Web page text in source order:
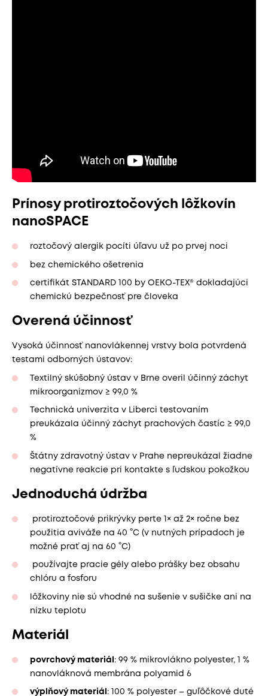
Prínosy protiroztočových lôžkovín
nanoSPACE
roztočový alergik pocíti úľavu už po prvej noci
bez chemického ošetrenia
certifikát STANDARD 100 by OEKO-TEX® dokladajúci
chemickú bezpečnosť pre človeka
Overená účinnosť
Vysoká účinnosť nanovlákennej vrstvy bola potvrdená
testami odborných ústavov:
Textilný skúšobný ústav v Brne overil účinný záchyt
mikroorganizmov ≥ 99,0 %
Technická univerzita v Liberci testovaním
preukázala účinný záchyt prachových častíc ≥ 99,0
%
Štátny zdravotný ústav v Prahe nepreukázal žiadne
negatívne reakcie pri kontakte s ľudskou pokožkou
Jednoduchá údržba
protiroztočové prikrývky perte 1× až 2× ročne bez
použitia aviváže na 40 °C (v nutných prípadoch je
možné prať aj na 60 °C)
používajte pracie gély alebo prášky bez obsahu
chlóru a fosforu
lôžkoviny nie sú vhodné na sušenie v sušičke ani na
nízku teplotu
Materiál
povrchový materiál : 99 % mikrovlákno polyester, 1 %
nanovláknová membrána polyamid 6
výplňový materiál : 100 % polyester – guľôčkové duté